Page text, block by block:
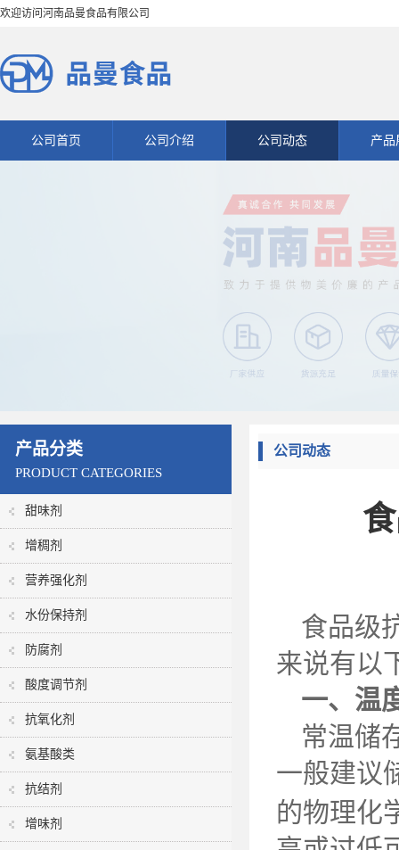
欢迎访问河南品曼食品有限公司
公司首页 公司介绍 公司动态 产品
产品分类
PRODUCT CATEGORIES
甜味剂
增稠剂
营养强化剂
水份保持剂
防腐剂
酸度调节剂
抗氧化剂
氨基酸类
抗结剂
增味剂
公司动态
食品级
来说有以
一、温
常温储
一般建议
的物理化